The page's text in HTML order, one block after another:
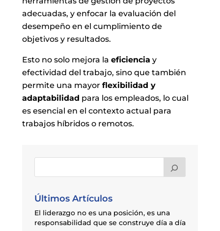
adecuadas, y enfocar la evaluación del
desempeño en el cumplimiento de
objetivos y resultados.
Esto no solo mejora la eficiencia y
efectividad del trabajo, sino que también
permite una mayor flexibilidad y
adaptabilidad para los empleados, lo cual
es esencial en el contexto actual para
trabajos híbridos o remotos.
Últimos Artículos
El liderazgo no es una posición, es una
responsabilidad que se construye día a día